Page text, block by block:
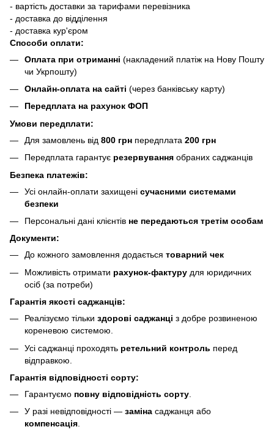
- вартість доставки за тарифами перевізника
- доставка до відділення
- доставка кур'єром
Способи оплати:
Оплата при отриманні (накладений платіж на Нову Пошту
чи Укрпошту)
Онлайн-оплата на сайті (через банківську карту)
Передплата на рахунок ФОП
Умови передплати:
Для замовлень від 800 грн передплата 200 грн
Передплата гарантує резервування обраних саджанців
Безпека платежів:
Усі онлайн-оплати захищені сучасними системами
безпеки
Персональні дані клієнтів не передаються третім особам
Документи:
До кожного замовлення додається товарний чек
Можливість отримати рахунок-фактуру для юридичних
осіб (за потреби)
Гарантія якості саджанців:
Реалізуємо тільки здорові саджанці з добре розвиненою
кореневою системою.
Усі саджанці проходять ретельний контроль перед
відправкою.
Гарантія відповідності сорту:
Гарантуємо повну відповідність сорту
У разі невідповідності — заміна саджанця або
компенсація.